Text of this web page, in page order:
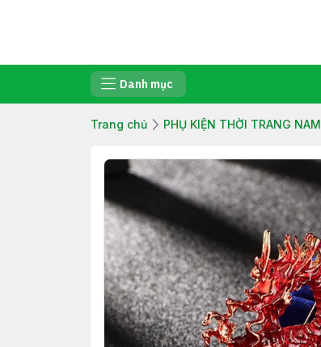
Danh mục
Trang chủ PHỤ KIỆN THỜI TRANG NAM